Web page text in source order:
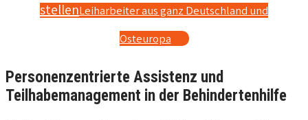
stellenLeiharbeiter aus ganz Deutschland und
Osteuropa
Personenzentrierte Assistenz und
Teilhabemanagement in der Behindertenhilfe